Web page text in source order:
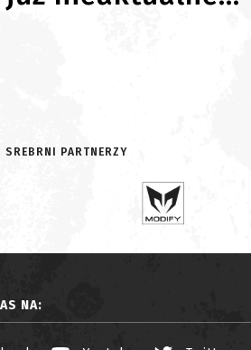
SREBRNI PARTNERZY
NA: